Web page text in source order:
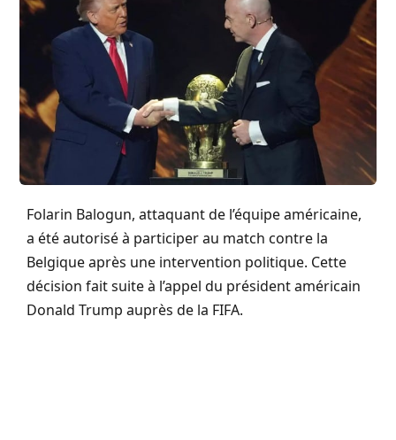
Folarin Balogun, attaquant de l’équipe américaine,
a été autorisé à participer au match contre la
Belgique après une intervention politique. Cette
décision fait suite à l’appel du président américain
Donald Trump auprès de la FIFA.